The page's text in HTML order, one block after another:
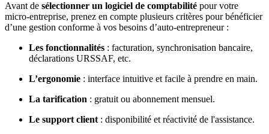
Avant de sélectionner un logiciel de comptabilité pour votre
micro-entreprise, prenez en compte plusieurs critères pour bénéficier
d’une gestion conforme à vos besoins d’auto-entrepreneur :
Les fonctionnalités : facturation, synchronisation bancaire,
déclarations URSSAF, etc.
L’ergonomie : interface intuitive et facile à prendre en main.
La tarification : gratuit ou abonnement mensuel.
Le support client : disponibilité et réactivité de l'assistance.